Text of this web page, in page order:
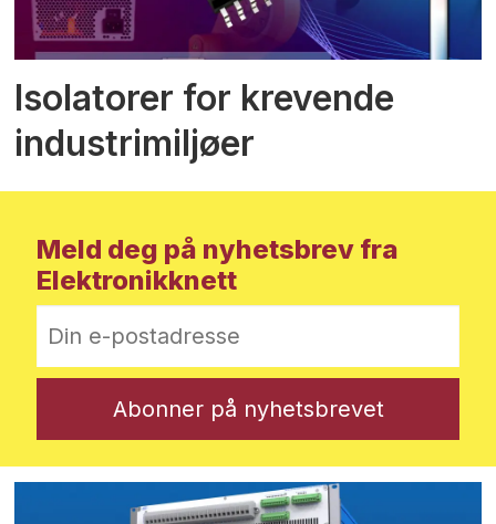
Isolatorer for krevende
industrimiljøer
Meld deg på nyhetsbrev fra
Elektronikknett